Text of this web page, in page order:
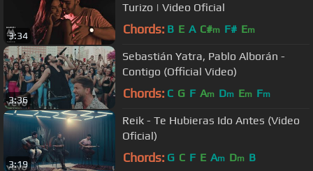
3:34
Turizo | Video Oficial
Chords: B E A C#m F# Em
3:36
Sebastián Yatra, Pablo Alborán -
Contigo (Official Video)
Chords: C G F Am Dm Em Fm
3:19
Reik - Te Hubieras Ido Antes (Video
Oficial)
Chords: G C F E Am Dm B